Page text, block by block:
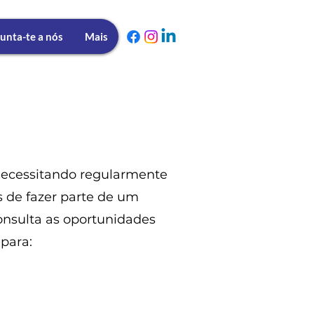
te a nós Mais
regularmente
de fazer parte de um
as oportunidades